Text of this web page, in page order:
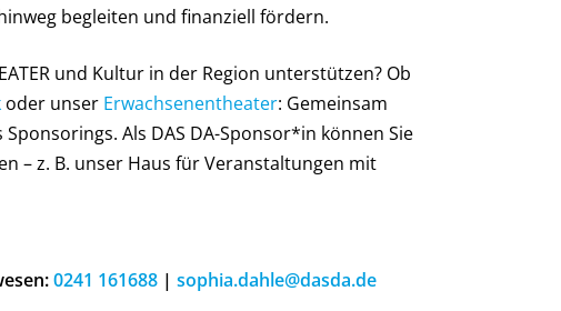
begleiten und finanziell fördern.
und Kultur in der Region unterstützen? Ob
oder unser Erwachsenentheater: Gemeinsam
Als DAS DA-Sponsor*in können Sie
– z. B. unser Haus für Veranstaltungen mit
0241 161688 | sophia.dahle@dasda.de